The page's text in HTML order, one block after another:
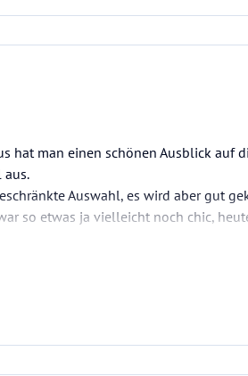
hat man einen schönen Ausblick auf
aus.
Auswahl, es wird aber gut
so etwas ja vielleicht noch chic,